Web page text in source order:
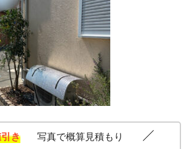
き
写真で概算見積もり